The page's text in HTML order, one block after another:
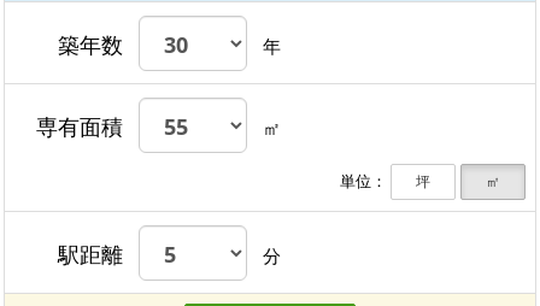
築年数 年
専有面積 ㎡
単位： 坪 ㎡
駅距離 分